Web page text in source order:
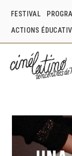
FESTIVAL
ACTIONS